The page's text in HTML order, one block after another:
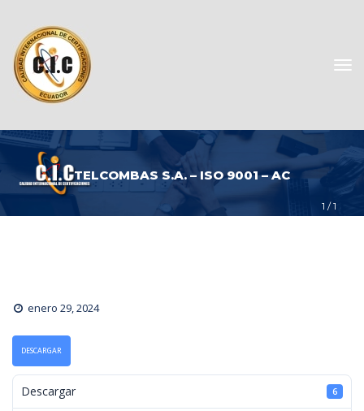
1 / 1
TELCOMBAS S.A. – ISO 9001 – AC
enero 29, 2024
DESCARGAR
Descargar 6